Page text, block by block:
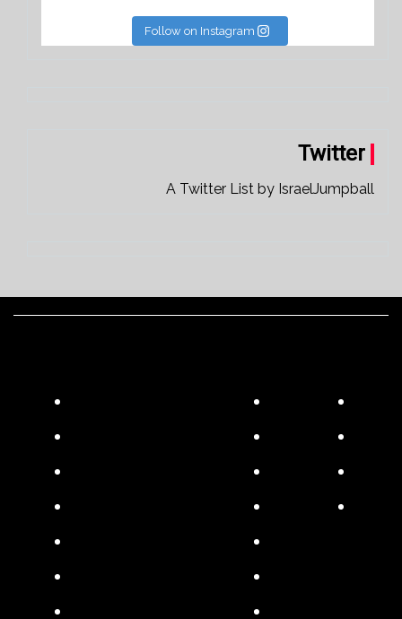
Follow on Instagram
Twitter
A Twitter List by IsraelJumpball